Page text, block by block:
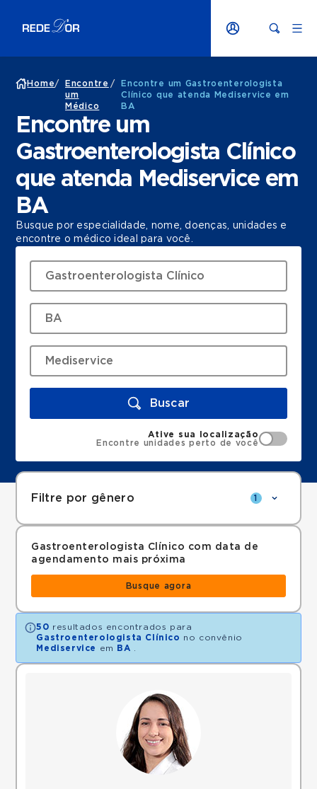
Home/
Encontre
um
Médico
/
Encontre um Gastroenterologista
Clínico que atenda Mediservice em
BA
Encontre um
Gastroenterologista Clínico
que atenda Mediservice em
BA
Busque por especialidade, nome, doenças, unidades e
encontre o médico ideal para você.
Buscar
Ative sua localização
Encontre unidades perto de você
Filtre por gênero 1
Gastroenterologista Clínico com data de
agendamento mais próxima
Busque agora
50 resultados encontrados para
Gastroenterologista Clínico no convênio
Mediservice
em BA